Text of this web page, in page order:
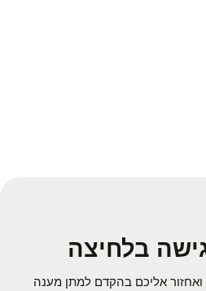
בלחיצה
אליכם בהקדם למתן מענה